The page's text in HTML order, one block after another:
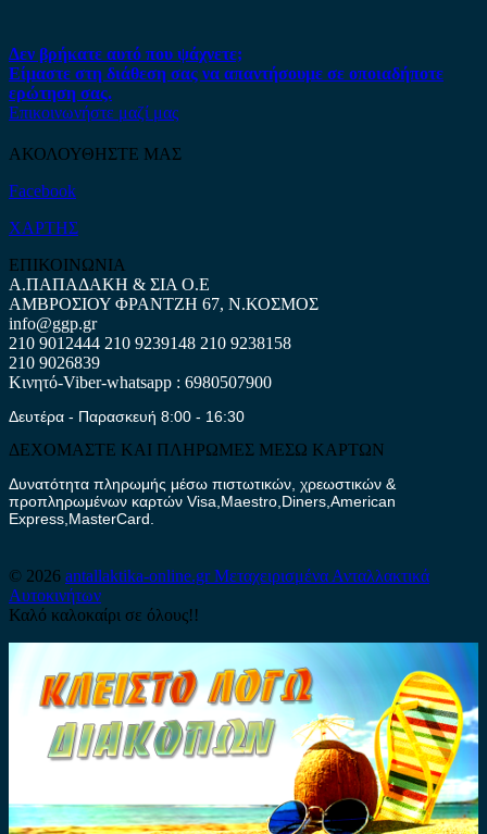
Δεν βρήκατε αυτό που ψάχνετε;
Είμαστε στη διάθεση σας να απαντήσουμε σε οποιαδήποτε
ερώτηση σας.
Επικοινωνήστε μαζί μας
ΑΚΟΛΟΥΘΗΣΤΕ ΜΑΣ
Facebook
ΧΑΡΤΗΣ
ΕΠΙΚΟΙΝΩΝΙΑ
Α.ΠΑΠΑΔΑΚΗ & ΣΙΑ Ο.Ε
ΑΜΒΡΟΣΙΟΥ ΦΡΑΝΤΖΗ 67, Ν.ΚΟΣΜΟΣ
info@ggp.gr
210 9012444 210 9239148 210 9238158
210 9026839
Κινητό-Viber-whatsapp : 6980507900
Δευτέρα - Παρασκευή 8:00 - 16:30
ΔΕΧΟΜΑΣΤΕ ΚΑΙ ΠΛΗΡΩΜΕΣ ΜΕΣΩ ΚΑΡΤΩΝ
Δυνατότητα πληρωμής μέσω πιστωτικών, χρεωστικών &
προπληρωμένων καρτών Visa,Maestro,Diners,American
Express,MasterCard.
© 2026 antallaktika-online.grΜεταχειρισμένα Ανταλλακτικά
Αυτοκινήτων
Καλό καλοκαίρι σε όλους!!